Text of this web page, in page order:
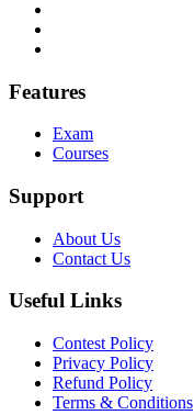
Features
Exam
Courses
Support
About Us
Contact Us
Useful Links
Contest Policy
Privacy Policy
Refund Policy
Terms & Conditions